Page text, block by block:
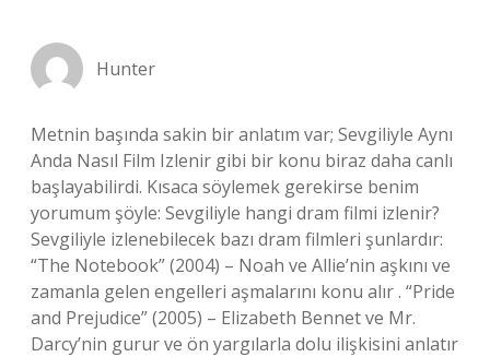
Hunter
Metnin başında sakin bir anlatım var; Sevgiliyle Aynı
Anda Nasıl Film Izlenir gibi bir konu biraz daha canlı
başlayabilirdi. Kısaca söylemek gerekirse benim
yorumum şöyle: Sevgiliyle hangi dram filmi izlenir?
Sevgiliyle izlenebilecek bazı dram filmleri şunlardır:
“The Notebook” (2004) – Noah ve Allie’nin aşkını ve
zamanla gelen engelleri aşmalarını konu alır . “Pride
and Prejudice” (2005) – Elizabeth Bennet ve Mr.
Darcy’nin gurur ve ön yargılarla dolu ilişkisini anlatır